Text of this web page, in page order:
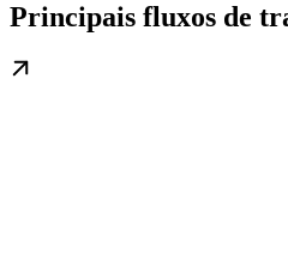
Principais fluxos de